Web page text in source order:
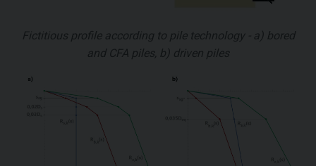
Fictitious profile according to pile technology - a) bored
and CFA piles, b) driven piles